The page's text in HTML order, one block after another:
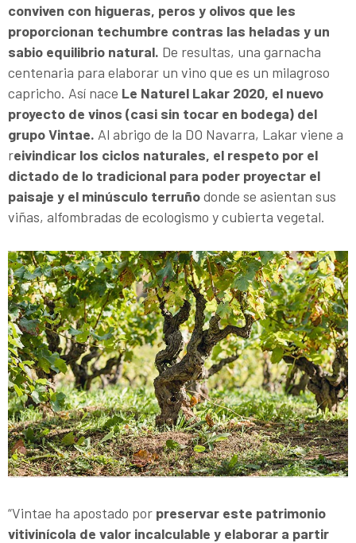
conviven con higueras, peros y olivos que les
proporcionan techumbre contras las heladas y un
sabio equilibrio natural. De resultas, una garnacha
centenaria para elaborar un vino que es un milagroso
capricho. Así nace Le Naturel Lakar 2020, el nuevo
proyecto de vinos (casi sin tocar en bodega) del
grupo Vintae. Al abrigo de la DO Navarra, Lakar viene a
reivindicar los ciclos naturales, el respeto por el
dictado de lo tradicional para poder proyectar el
paisaje y el minúsculo terruñodonde se asientan sus
viñas, alfombradas de ecologismo y cubierta vegetal.
“Vintae ha apostado por preservar este patrimonio
vitivinícola de valor incalculable y elaborar a partir